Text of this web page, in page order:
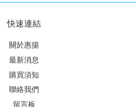
快速連結
關於惠揚
最新消息
購買須知
聯絡我們
留言板